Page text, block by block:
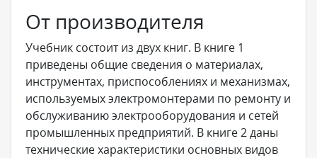
От производителя
Учебник состоит из двух книг. В книге 1
приведены общие сведения о материалах,
инструментах, приспособлениях и механизмах,
используемых электромонтерами по ремонту и
обслуживанию электрооборудования и сетей
промышленных предприятий. В книге 2 даны
технические характеристики основных видов